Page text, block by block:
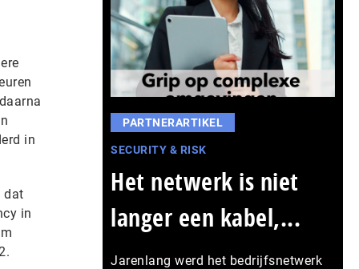
in
dat
in
PARTNERARTIKEL
SECURITY & RISK
Het netwerk is niet
langer een kabel,...
Jarenlang werd het bedrijfsnetwerk